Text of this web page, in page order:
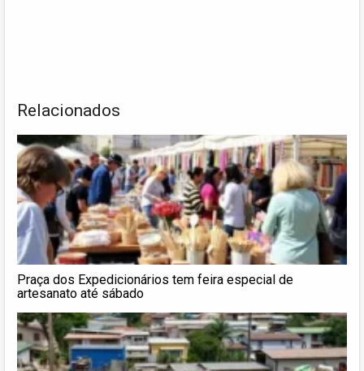
Relacionados
Praça dos Expedicionários tem feira especial de
artesanato até sábado